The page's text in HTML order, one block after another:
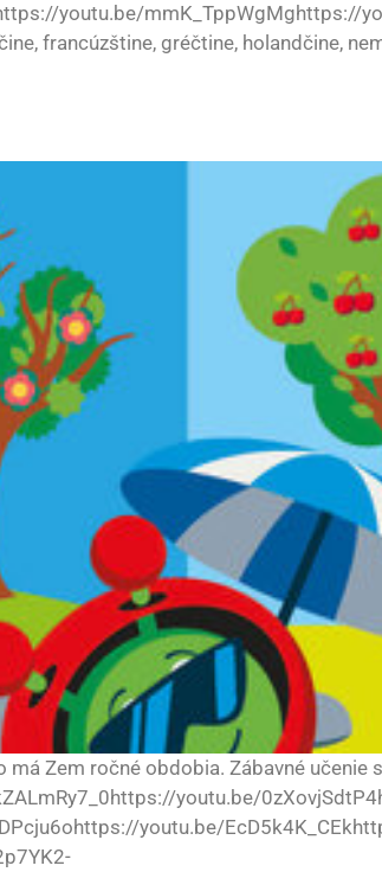
youtu.be/
francúzštine, gréčtine, holandčine,
Zem ročné obdobia. Zábavné učenie s
youtu.be/
youtu.be/